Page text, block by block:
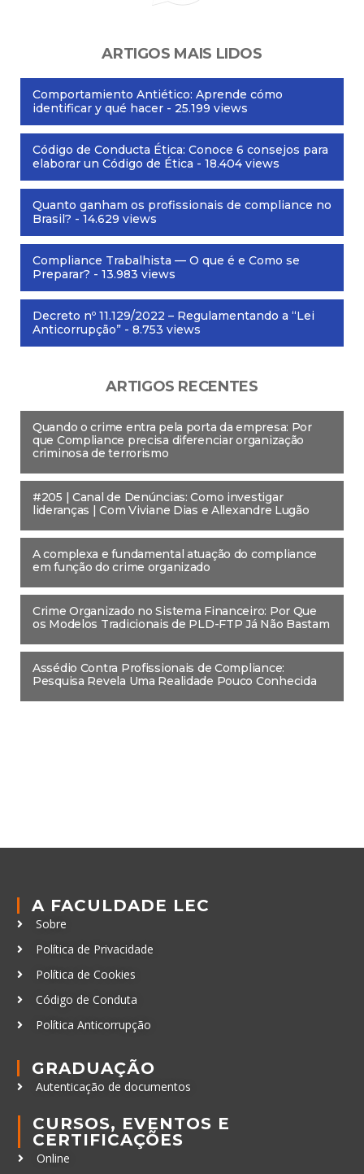
ARTIGOS MAIS LIDOS
Comportamiento Antiético: Aprende cómo
identificar y qué hacer - 25.199 views
Código de Conducta Ética: Conoce 6 consejos para
elaborar un Código de Ética - 18.404 views
Quanto ganham os profissionais de compliance no
Brasil? - 14.629 views
Compliance Trabalhista — O que é e Como se
Preparar? - 13.983 views
Decreto nº 11.129/2022 – Regulamentando a “Lei
Anticorrupção” - 8.753 views
ARTIGOS RECENTES
Quando o crime entra pela porta da empresa: Por
que Compliance precisa diferenciar organização
criminosa de terrorismo
#205 | Canal de Denúncias: Como investigar
lideranças | Com Viviane Dias e Allexandre Lugão
A complexa e fundamental atuação do compliance
em função do crime organizado
Crime Organizado no Sistema Financeiro: Por Que
os Modelos Tradicionais de PLD-FTP Já Não Bastam
Assédio Contra Profissionais de Compliance:
Pesquisa Revela Uma Realidade Pouco Conhecida
A FACULDADE LEC
Sobre
Política de Privacidade
Política de Cookies
Código de Conduta
Política Anticorrupção
GRADUAÇÃO
Autenticação de documentos
CURSOS, EVENTOS E
CERTIFICAÇÕES
Online